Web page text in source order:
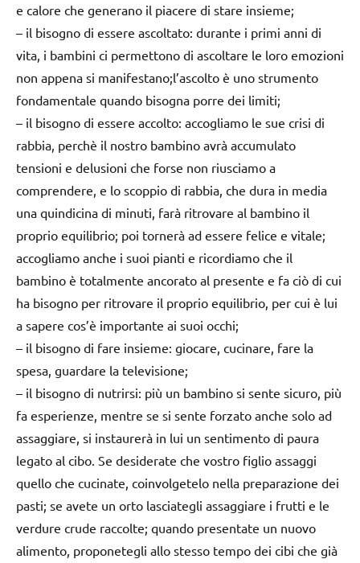
e calore che generano il piacere di stare insieme;
– il bisogno di essere ascoltato: durante i primi anni di
vita, i bambini ci permettono di ascoltare le loro emozioni
non appena si manifestano;l’ascolto è uno strumento
fondamentale quando bisogna porre dei limiti;
– il bisogno di essere accolto: accogliamo le sue crisi di
rabbia, perchè il nostro bambino avrà accumulato
tensioni e delusioni che forse non riusciamo a
comprendere, e lo scoppio di rabbia, che dura in media
una quindicina di minuti, farà ritrovare al bambino il
proprio equilibrio; poi tornerà ad essere felice e vitale;
accogliamo anche i suoi pianti e ricordiamo che il
bambino è totalmente ancorato al presente e fa ciò di cui
ha bisogno per ritrovare il proprio equilibrio, per cui è lui
a sapere cos’è importante ai suoi occhi;
– il bisogno di fare insieme: giocare, cucinare, fare la
spesa, guardare la televisione;
– il bisogno di nutrirsi: più un bambino si sente sicuro, più
fa esperienze, mentre se si sente forzato anche solo ad
assaggiare, si instaurerà in lui un sentimento di paura
legato al cibo. Se desiderate che vostro figlio assaggi
quello che cucinate, coinvolgetelo nella preparazione dei
pasti; se avete un orto lasciategli assaggiare i frutti e le
verdure crude raccolte; quando presentate un nuovo
alimento, proponetegli allo stesso tempo dei cibi che già